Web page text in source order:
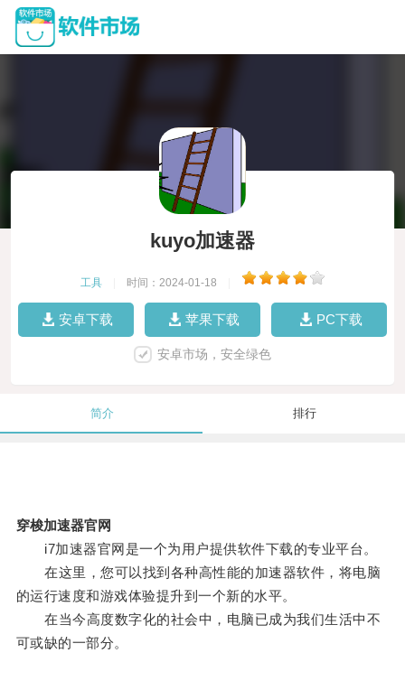
kuyo加速器
工具 时间：2024-01-18
安卓下载 苹果下载 PC下载
安卓市场，安全绿色
简介 排行
穿梭加速器官网
i7加速器官网是一个为用户提供软件下载的专业平台。
在这里，您可以找到各种高性能的加速器软件，将电脑
的运行速度和游戏体验提升到一个新的水平。
在当今高度数字化的社会中，电脑已成为我们生活中不
可或缺的一部分。